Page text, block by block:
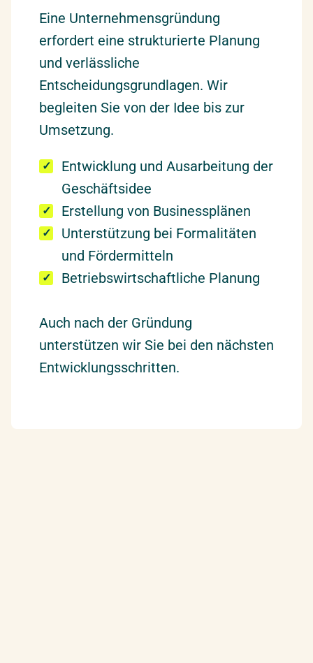
Eine Unternehmensgründung
erfordert eine strukturierte Planung
und verlässliche
Entscheidungsgrundlagen. Wir
begleiten Sie von der Idee bis zur
Umsetzung.
Entwicklung und Ausarbeitung der
Geschäftsidee
Erstellung von Businessplänen
Unterstützung bei Formalitäten
und Fördermitteln
Betriebswirtschaftliche Planung
Auch nach der Gründung
unterstützen wir Sie bei den nächsten
Entwicklungsschritten.